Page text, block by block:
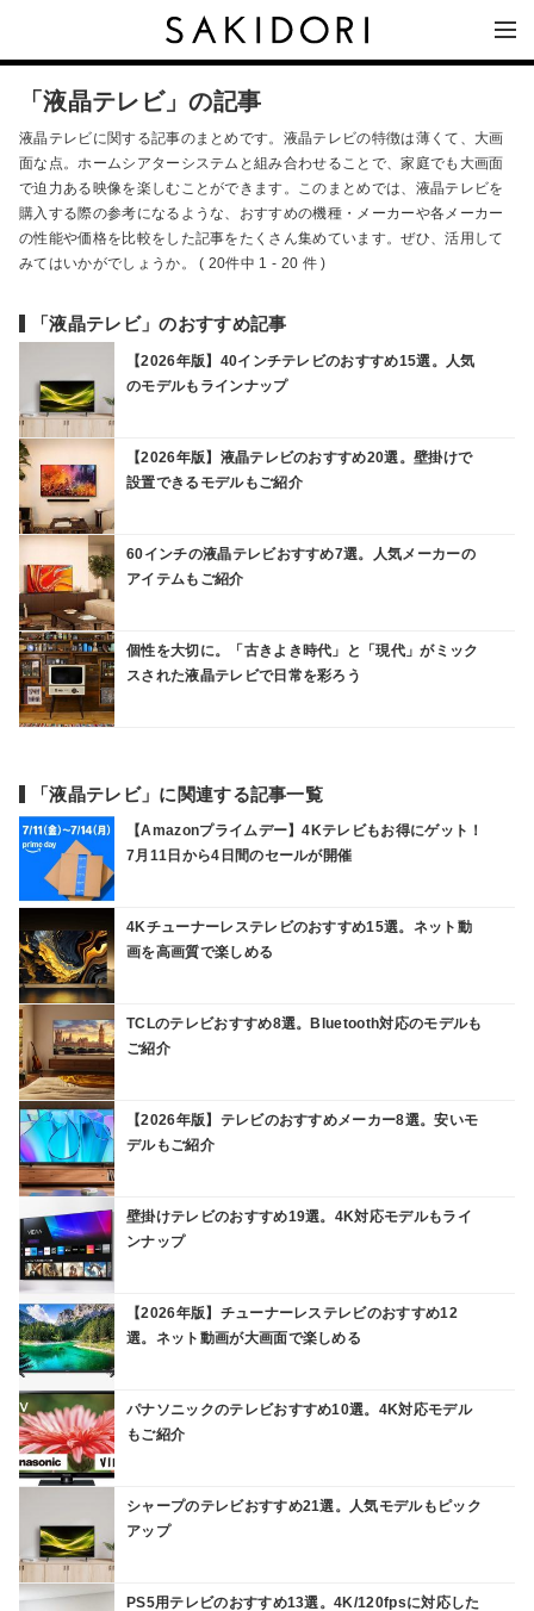
「液晶テレビ」の記事
液晶テレビに関する記事のまとめです。液晶テレビの特徴は薄くて、大画
面な点。ホームシアターシステムと組み合わせることで、家庭でも大画面
で迫力ある映像を楽しむことができます。このまとめでは、液晶テレビを
購入する際の参考になるような、おすすめの機種・メーカーや各メーカー
の性能や価格を比較をした記事をたくさん集めています。ぜひ、活用して
みてはいかがでしょうか。 ( 20件中 1 - 20 件 )
「液晶テレビ」のおすすめ記事
【2026年版】40インチテレビのおすすめ15選。人気
のモデルもラインナップ
【2026年版】液晶テレビのおすすめ20選。壁掛けで
設置できるモデルもご紹介
60インチの液晶テレビおすすめ7選。人気メーカーの
アイテムもご紹介
個性を大切に。「古きよき時代」と「現代」がミック
スされた液晶テレビで日常を彩ろう
「液晶テレビ」に関連する記事一覧
【Amazonプライムデー】4Kテレビもお得にゲット！
7月11日から4日間のセールが開催
4Kチューナーレステレビのおすすめ15選。ネット動
画を高画質で楽しめる
TCLのテレビおすすめ8選。Bluetooth対応のモデルも
ご紹介
【2026年版】テレビのおすすめメーカー8選。安いモ
デルもご紹介
壁掛けテレビのおすすめ19選。4K対応モデルもライ
ンナップ
【2026年版】チューナーレステレビのおすすめ12
選。ネット動画が大画面で楽しめる
パナソニックのテレビおすすめ10選。4K対応モデル
もご紹介
シャープのテレビおすすめ21選。人気モデルもピック
アップ
PS5用テレビのおすすめ13選。4K/120fpsに対応した